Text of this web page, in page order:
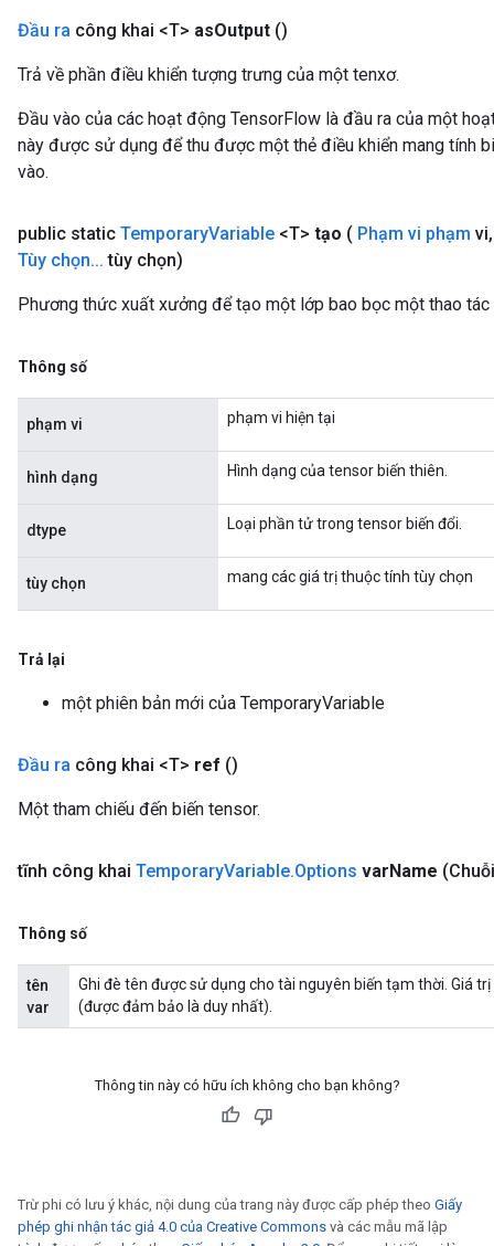
Đầu ra công khai <T> asOutput ()
Trả về phần điều khiển tượng trưng của một tenxơ.
Đầu vào của các hoạt động TensorFlow là đầu ra của một
này được sử dụng để thu được một thẻ điều khiển mang tính
vào.
public static TemporaryVariable <T> tạo ( Phạm vi phạm vi,
Tùy chọn... tùy chọn)
Phương thức xuất xưởng để tạo một lớp bao bọc một thao tác
Thông số
phạm vi phạm vi hiện tại
hình dạng Hình dạng của tensor biến thiên.
dtype Loại phần tử trong tensor biến đổi.
tùy chọn mang các giá trị thuộc tính tùy chọn
Trả lại
một phiên bản mới của TemporaryVariable
Đầu ra công khai <T> ref ()
Một tham chiếu đến biến tensor.
tĩnh công khai TemporaryVariable.Options varName
Thông số
tên
var
Ghi đè tên được sử dụng cho tài nguyên biến tạm thời. Giá
(được đảm bảo là duy nhất).
Thông tin này có hữu ích không cho bạn không?
Trừ phi có lưu ý khác, nội dung của trang này được cấp phép theo Giấy
phép ghi nhận tác giả 4.0 của Creative Commons và các mẫu mã lập